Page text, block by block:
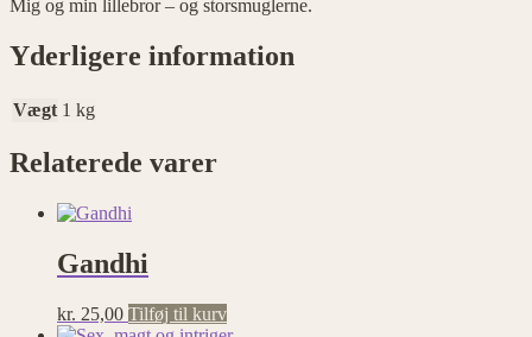
Mig og min lillebror – og storsmuglerne.
Yderligere information
Vægt 1 kg
Relaterede varer
Gandhi
kr. 25,00 Tilføj til kurv